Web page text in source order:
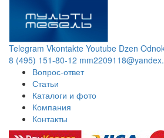
Telegram Vkontakte Youtube Dzen
8 (495) 151-80-12
Вопрос-ответ
Статьи
Каталоги и фото
Компания
Контакты